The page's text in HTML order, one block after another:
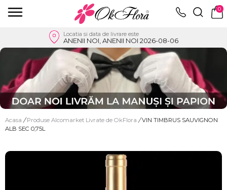
0
Locatia si data de livrare este
ANENII NOI, ANENII NOI 2026-08-06
Acasa / Produse Alcomarket Livrate de OkFlora / VIN TIMBRUS SAUVIGNON
ALB SEC 0,75L